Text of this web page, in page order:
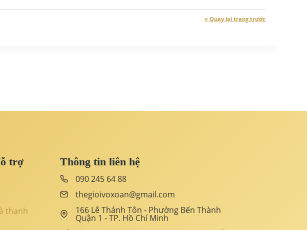
« Quay lại trang trước
trợ
thanh
Thông tin liên hệ
090 245 64 88
thegioivoxoan@gmail.com
166 Lê Thánh Tôn - Phường Bến Thành
Quận 1 - TP. Hồ Chí Minh